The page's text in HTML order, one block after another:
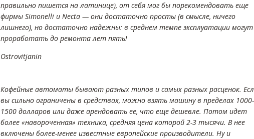
правильно пишется на латинице), от себя мог бы порекомендовать еще
фирмы Simonelli и Necta — они достаточно просты (в смысле, ничего
лишнего), но достаточно надежны: в среднем темпе эксплуатации могут
проработать до ремонта лет пять!
Ostrovitjanin
Кофейные автоматы бывают разных типов и самых разных расценок.
вы сильно ограничены в средствах, можно взять машину в пределах 1000-
1500 долларов или даже арендовать ее, что еще дешевле. Потом идет
более «навороченная» техника, средняя цена которой 2-3 тысячи. В нее
включены более-менее известные европейские производители. Ну и